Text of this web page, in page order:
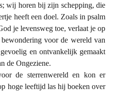
wij horen bij zijn schepping, die
heeft een doel. Zoals in psalm
je levensweg toe, verlaat je op
voor de wereld van
en ontvankelijk gemaakt
de Ongeziene.
de sterrenwereld en kon er
hoge leeftijd las hij boeken over